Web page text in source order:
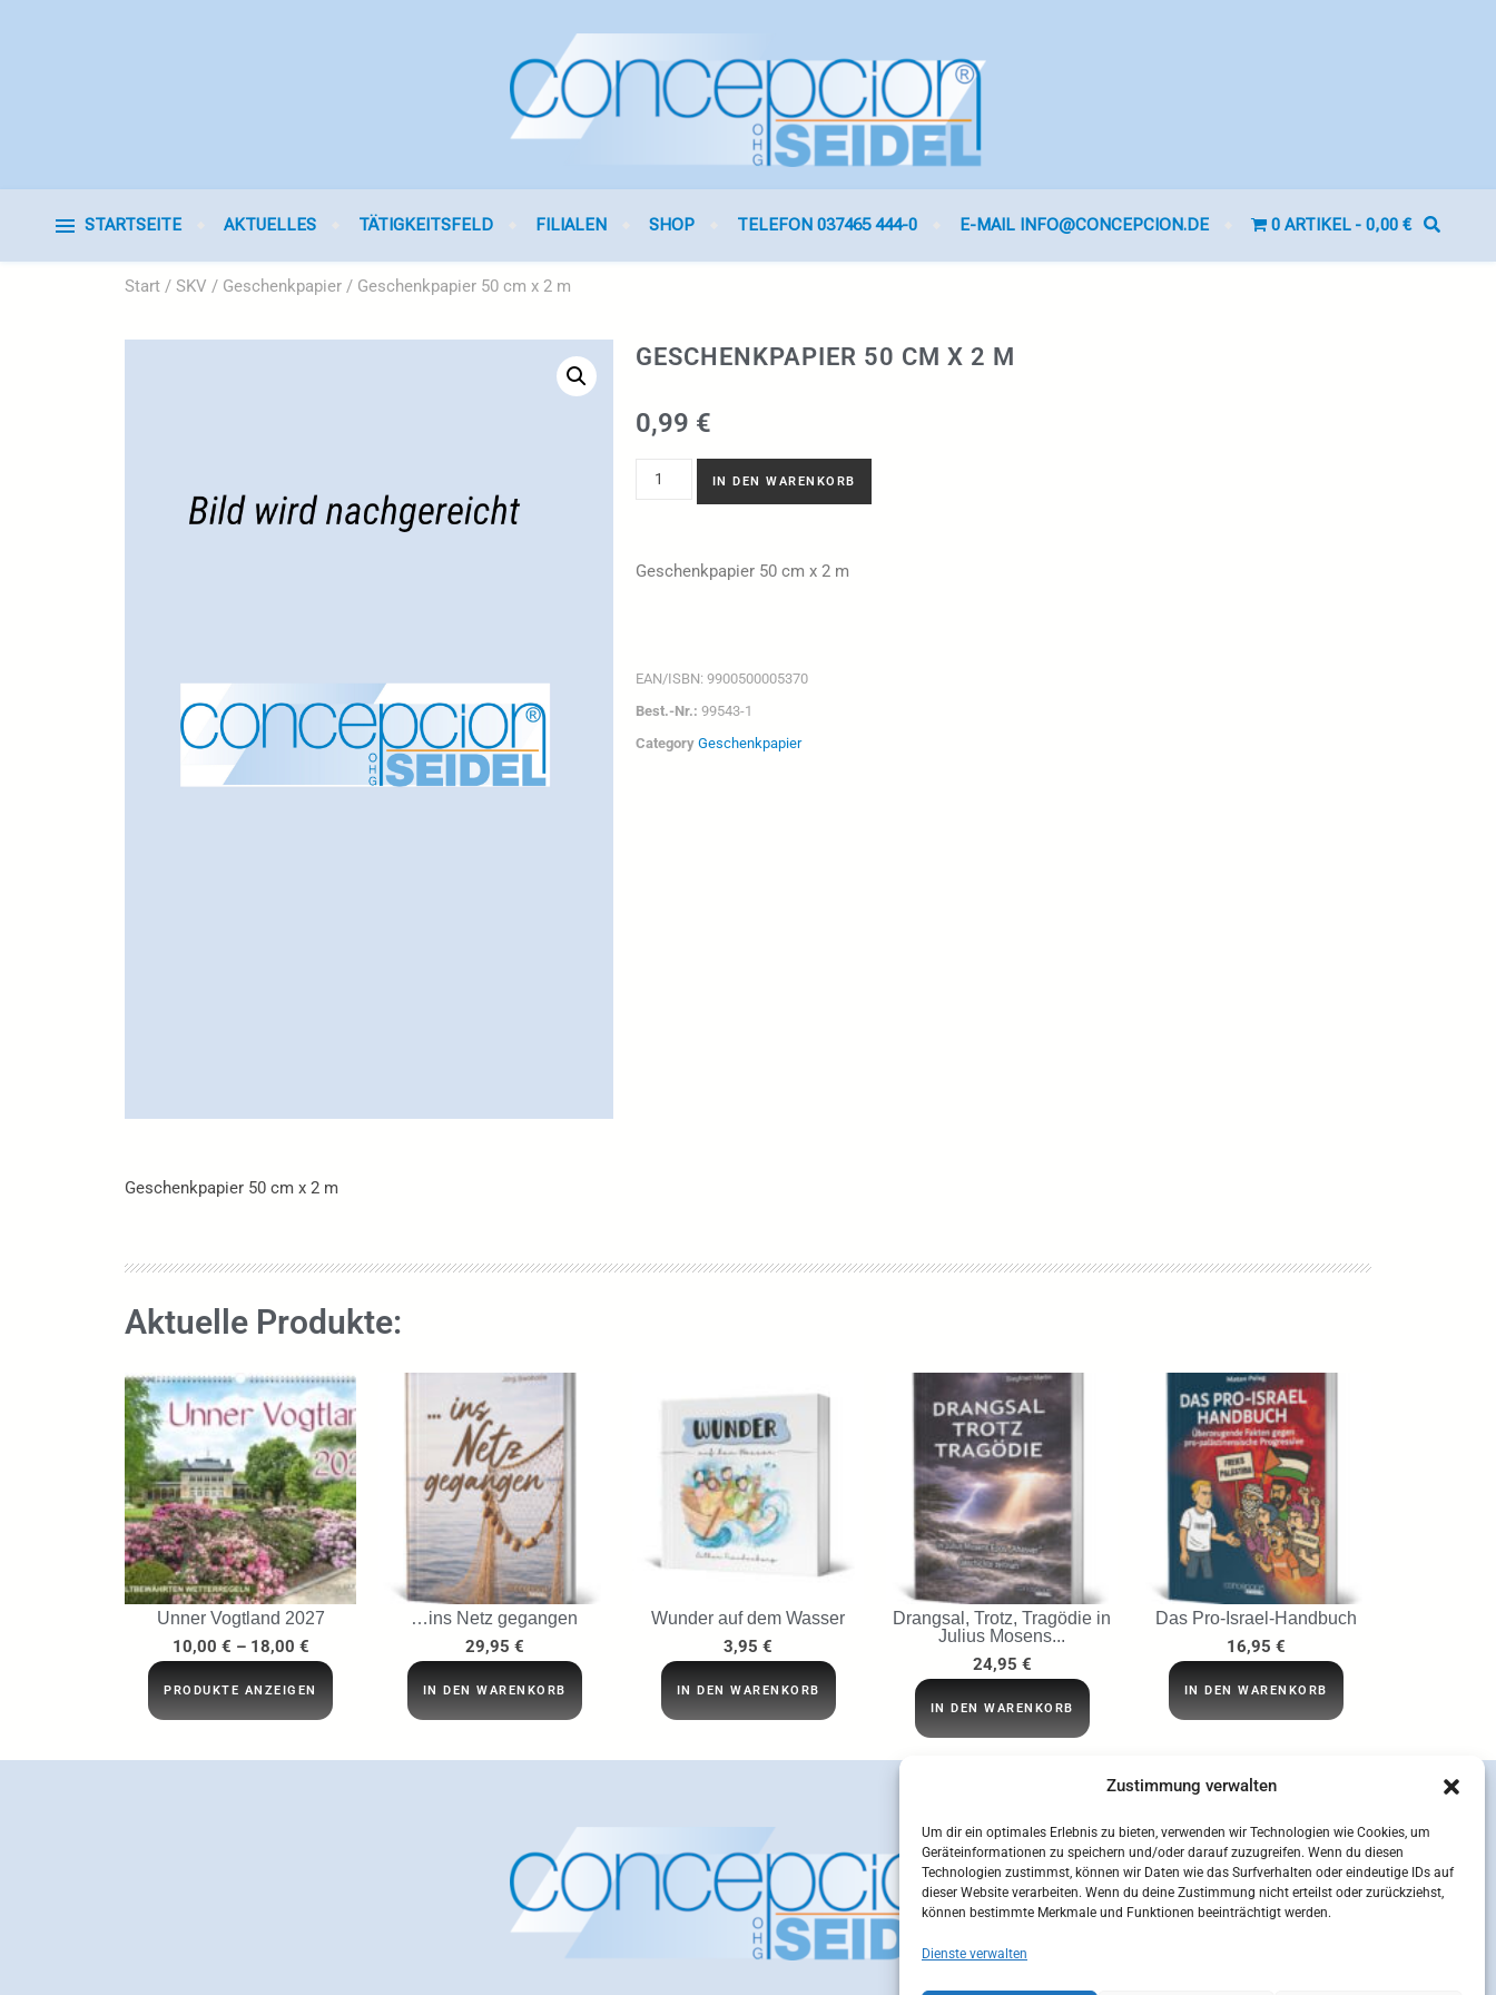
Zustimmung verwalten
Um dir ein optimales Erlebnis zu bieten, verwenden wir Technologien wie Cookies, um
Geräteinformationen zu speichern und/oder darauf zuzugreifen. Wenn du diesen
Technologien zustimmst, können wir Daten wie das Surfverhalten oder eindeutige IDs auf
dieser Website verarbeiten. Wenn du deine Zustimmung nicht erteilst oder zurückziehst,
können bestimmte Merkmale und Funktionen beeinträchtigt werden.
Dienste verwalten
STARTSEITE AKTUELLES TÄTIGKEITSFELD FILIALEN SHOP TELEFON 037465 444-0 E-MAIL INFO@CONCEPCION.DE 0 ARTIKEL 0,00 €
Start / SKV / Geschenkpapier / Geschenkpapier 50 cm x 2 m
GESCHENKPAPIER 50 CM X 2 M
0,99 €
IN DEN WARENKORB
Geschenkpapier 50 cm x 2 m
EAN/ISBN: 9900500005370
Best.-Nr.: 99543-1
Category Geschenkpapier
Geschenkpapier 50 cm x 2 m
Aktuelle Produkte:
Unner Vogtland 2027
10,00 € – 18,00 €
PRODUKTE ANZEIGEN
…ins Netz gegangen
29,95 €
IN DEN WARENKORB
Wunder auf dem Wasser
3,95 €
IN DEN WARENKORB
Drangsal, Trotz, Tragödie in
Julius Mosens...
24,95 €
IN DEN WARENKORB
Das Pro-Israel-Handbuch
16,95 €
IN DEN WARENKORB